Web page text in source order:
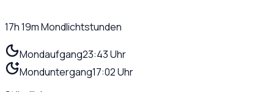
17h 19mMondlichtstunden
Mondaufgang23:43 Uhr
Monduntergang17:02 Uhr